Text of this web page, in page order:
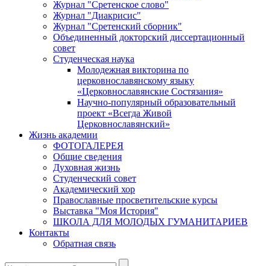
Журнал "Сретенское слово"
Журнал "Диакрисис"
Журнал "Сретенский сборник"
Объединенный докторский диссертационный
совет
Студенческая наука
Молодежная викторина по
церковнославянскому языку
«Церковнославянские Состязания»
Научно-популярный образовательный
проект «Всегда Живой
Церковнославянский»
Жизнь академии
ФОТОГАЛЕРЕЯ
Общие сведения
Духовная жизнь
Студенческий совет
Академический хор
Православные просветительские курсы
Выставка "Моя История"
ШКОЛА ДЛЯ МОЛОДЫХ ГУМАНИТАРИЕВ
Контакты
Обратная связь